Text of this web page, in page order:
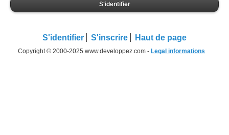
S'identifier
S'identifier S'inscrire Haut de page
Copyright © 2000-2025 www.developpez.com - Legal informations